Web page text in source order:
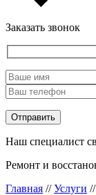
Заказать звонок
Наш специалист
Ремонт и
Главная //Услуги //